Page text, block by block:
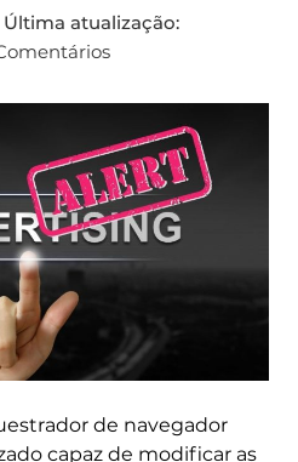
atualização:
de navegador
capaz de modificar as